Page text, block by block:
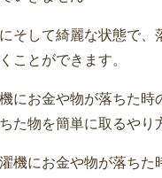
そして綺麗な状態で、
ことができます。
にお金や物が落ちた時
た物を簡単に取るやり
機にお金や物が落ちた